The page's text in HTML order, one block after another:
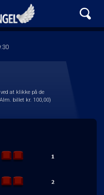
Engel
at klikke på de
billet kr. 100,00)
014007